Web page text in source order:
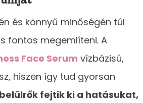
és könnyű minőségén túl
fontos megemlíteni. A
Face Serum vízbázisú,
hiszen így tud gyorsan
fejtik ki a hatásukat,